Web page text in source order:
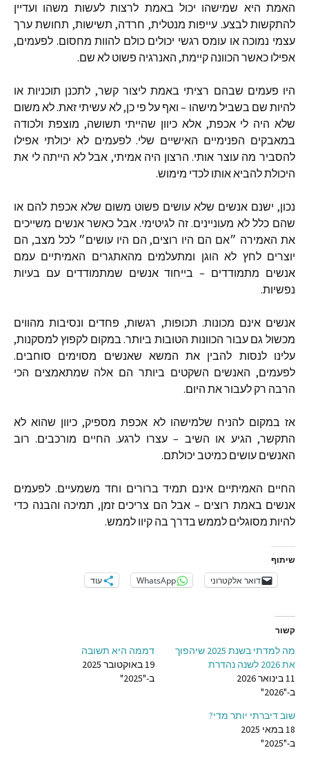
האמת היא שמישהו יכול באמת לרצות לעשות משהו ועדיין
להתקשות לבצע. עייפות מנטלית, חרדה, תשישות, תחושת ערך
עצמי נמוכה או עומס רגשי יכולים כולם להוות מחסום. לפעמים,
אפילו כאשר הכוונה קיימת, האנרגיה פשוט לא שם.
היו פעמים שבהם רציתי באמת ליצור קשר, לתכנן תוכניות או
להיות שם בשביל מישהו – ואף על פי כן,לא עשיתי זאת.לא משום
שלא היה לי אכפת,אלא כיוון שהייתי תשושה, מוצפת ולכודה
במאבקים הפנימיים האישיים שלי.לפעמים לא יכולתי אפילו
להסביר מה עוצר אותי. הרצון היה אמיתי, אבל לא הייתה לי את
היכולת להביא אותו לכדי מימוש.
נכון, ישנם אנשים שלא עושים פשוט משום שלא אכפת להם או
שהם כלל לא מעוניינים.זה לגיטימי.אבל כאשר אנשים משייכים
את האמירה ״אם הם היו רוצים, הם היו עושים״ לכל מצב, הם
יוצרים לחץ לא הוגן ומתעלמים מהאתגרים האמיתיים עמם
אנשים מתמודדים – בייחוד אנשים שמתמודדים עם בעיות
נפשיות.
אנשים אינם מכונות. תכופות, רגשות, פחדים ונסיבות מהווים
מכשול גם עבור הכוונות הטובות ביותר. במקום לקפוץ למסקנות,
עלינו לנסות להבין את המשא שאנשים מסוימים סוחבים.
לפעמים, האנשים השקטים ביותר הם אלה שמתאמצים הכי
הרבה רק לעבור את היום.
אז במקום להניח שלמישהו לא אכפת מספיק, כיוון שהוא לא
התקשר, הגיע או השיב –עצרו לרגע. החיים מורכבים. רוב
האנשים עושים כמיטב יכולתם.
החיים האמיתיים אינם תמיד ברורים וחד משמעיים. לפעמים
אנשים באמת רוצים – אבל הם צריכים זמן, תמיכה והבנה כדי
להיות מסוגלים לממש בדרך בה קיוו לממש.
שיתוף
דואר אלקטרוני WhatsApp עוד
קשור
מה למדתי בשנת 2025 שיהפוך
את 2026 לשנה נהדרת
11 בינואר 2026
ב-"2026"
דממה היא תשובה
19 באוקטובר 2025
ב-"2025"
שוב דיברתי יותר מדי?
18 במאי 2025
ב-"2025"